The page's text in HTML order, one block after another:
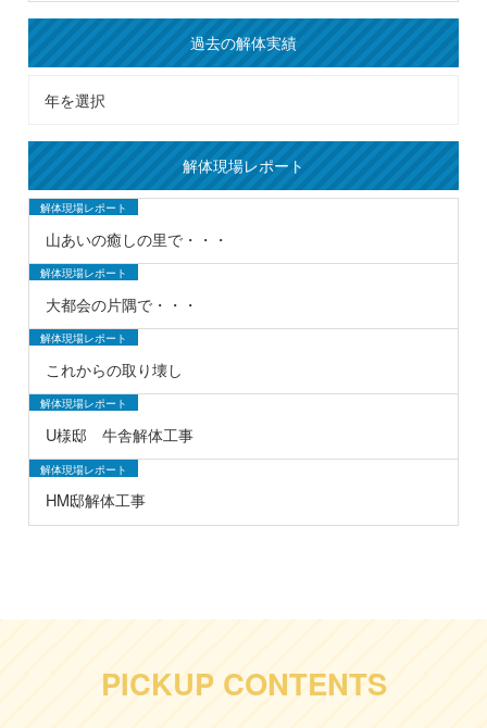
過去の解体実績
解体現場レポート
解体現場レポート
山あいの癒しの里で・・・
解体現場レポート
大都会の片隅で・・・
解体現場レポート
これからの取り壊し
解体現場レポート
U様邸 牛舎解体工事
解体現場レポート
HM邸解体工事
PICKUP CONTENTS